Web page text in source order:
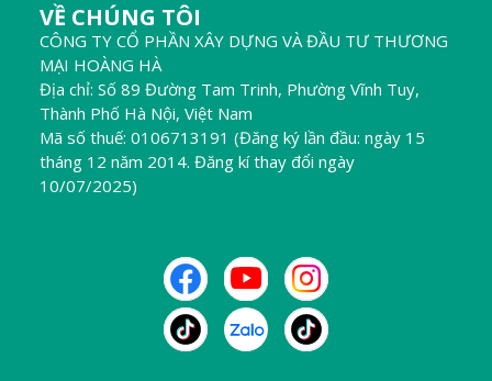
VỀ CHÚNG TÔI
CÔNG TY CỔ PHẦN XÂY DỰNG VÀ ĐẦU TƯ THƯƠNG
MẠI HOÀNG HÀ
Địa chỉ: Số 89 Đường Tam Trinh, Phường Vĩnh Tuy,
Thành Phố Hà Nội, Việt Nam
Mã số thuế: 0106713191 (Đăng ký lần đầu: ngày 15
tháng 12 năm 2014. Đăng kí thay đổi ngày
10/07/2025)